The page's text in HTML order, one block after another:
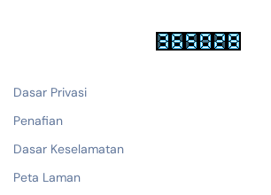
Dasar Privasi
Penafian
Dasar Keselamatan
Peta Laman